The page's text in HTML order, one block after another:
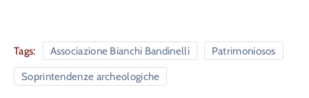
Tags: Associazione Bianchi Bandinelli Patrimoniosos
Soprintendenze archeologiche